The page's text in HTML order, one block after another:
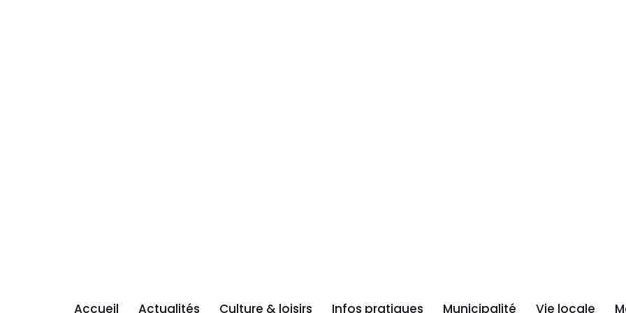
Accueil Actualités Culture & loisirs Infos pratiques Municipalité Vie locale